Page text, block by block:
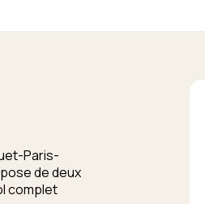
Paris-
de deux
complet